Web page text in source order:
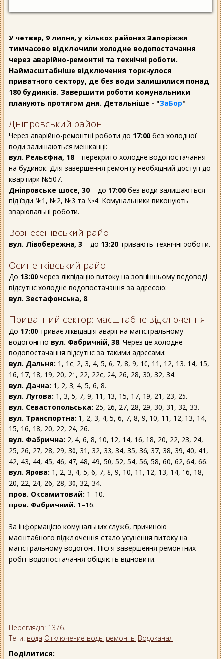
У четвер, 9 липня, у кількох районах Запоріжжя
тимчасово відключили холодне водопостачання
через аварійно-ремонтні та технічні роботи.
Наймасштабніше відключення торкнулося
приватного сектору, де без води залишилися понад
180 будинків. Завершити роботи комунальники
планують протягом дня. Детальніше - "ЗаБор"
Дніпровський район
Через аварійно-ремонтні роботи до 17:00 без холодної
води залишаються мешканці:
вул. Рельєфна, 18 – перекрито холодне водопостачання
на будинок. Для завершення ремонту необхідний доступ до
квартири №507.
Дніпровське шосе, 30 – до 17:00 без води залишаються
під'їзди №1, №2, №3 та №4. Комунальники виконують
зварювальні роботи.
Вознесенівський район
вул. Лівобережна, 3 – до 13:20 тривають технічні роботи.
Осипенківський район
До 13:00 через ліквідацію витоку на зовнішньому водоводі
відсутнє холодне водопостачання за адресою:
вул. Зестафонська, 8.
Приватний сектор: масштабне відключення
До 17:00 триває ліквідація аварії на магістральному
водогоні по вул. Фабричній, 38. Через це холодне
водопостачання відсутнє за такими адресами:
вул. Дальня: 1, 1с, 2, 3, 4, 5, 6, 7, 8, 9, 10, 11, 12, 13, 14, 15,
16, 17, 18, 19, 20, 21, 22, 22с, 24, 26, 28, 30, 32, 34.
вул. Дачна: 1, 2, 3, 4, 5, 6, 8.
вул. Лугова: 1, 3, 5, 7, 9, 11, 13, 15, 17, 19, 21, 23, 25.
вул. Севастопольська: 25, 26, 27, 28, 29, 30, 31, 32, 33.
вул. Транспортна: 1, 2, 3, 4, 5, 6, 7, 8, 9, 10, 11, 12, 13, 14,
15, 16, 18, 20, 22, 24, 26.
вул. Фабрична: 2, 4, 6, 8, 10, 12, 14, 16, 18, 20, 22, 23, 24,
25, 26, 27, 28, 29, 30, 31, 32, 33, 34, 35, 36, 37, 38, 39, 40, 41,
42, 43, 44, 45, 46, 47, 48, 49, 50, 52, 54, 56, 58, 60, 62, 64, 66.
вул. Ярова: 1, 2, 3, 4, 5, 6, 7, 8, 9, 10, 11, 12, 13, 14, 16, 18,
20, 22, 24, 26, 28, 30, 32, 34.
пров. Оксамитовий: 1–10.
пров. Фабричний: 1–16.
За інформацією комунальних служб, причиною
масштабного відключення стало усунення витоку на
магістральному водогоні. Після завершення ремонтних
робіт водопостачання обіцяють відновити.
Переглядів: 1376.
Теги: вода Отключение воды ремонты Водоканал
Поділитися: